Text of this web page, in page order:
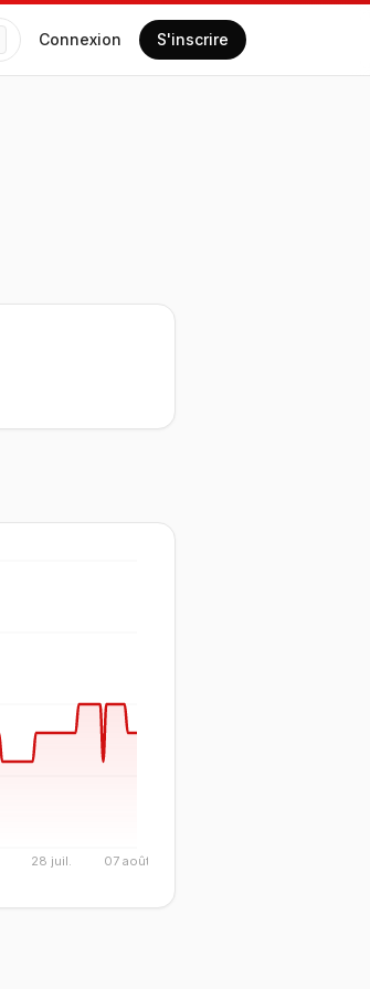
Connexion S'inscrire
28 juil. 07 août